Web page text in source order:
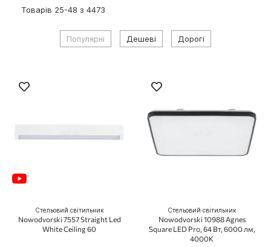
Товарів 25-48 з 4473
Популярні Дешеві Дорогі
Стельовий світильник
Nowodvorski 7557 Straight Led
White Ceiling 60
Стельовий світильник
Nowodvorski 10988 Agnes
Square LED Pro, 64 Вт, 6000 лм,
4000K